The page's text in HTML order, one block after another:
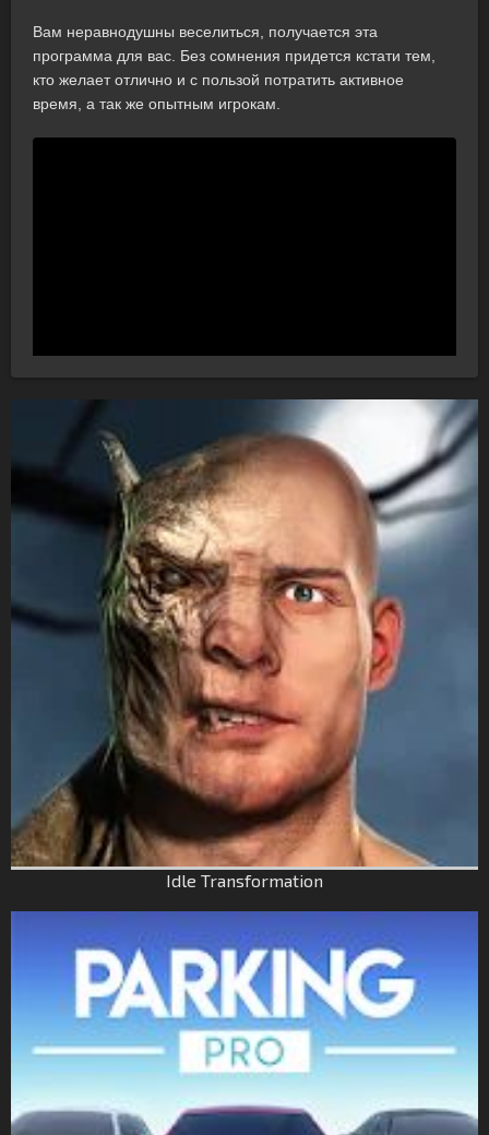
Вам неравнодушны веселиться, получается эта
программа для вас. Без сомнения придется кстати тем,
кто желает отлично и с пользой потратить активное
время, а так же опытным игрокам.
Idle Transformation